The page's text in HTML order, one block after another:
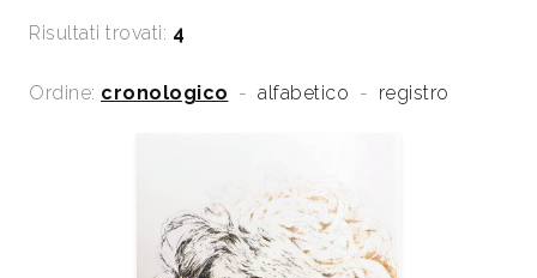
Risultati trovati: 4
Ordine: cronologico - alfabetico - registro